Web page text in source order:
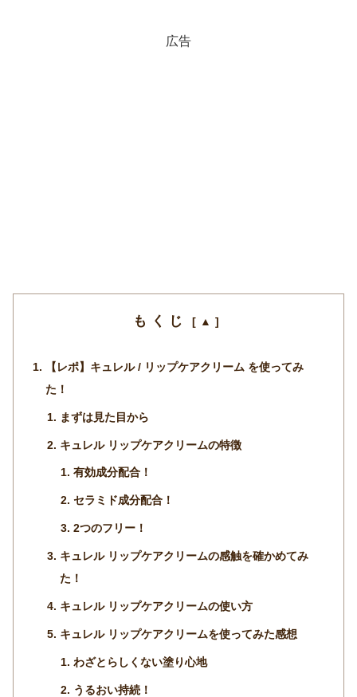
広告
もくじ
【レポ】キュレル / リップケアクリーム を使ってみ
た！
まずは見た目から
キュレル リップケアクリームの特徴
有効成分配合！
セラミド成分配合！
2つのフリー！
キュレル リップケアクリームの感触を確かめてみ
た！
キュレル リップケアクリームの使い方
キュレル リップケアクリームを使ってみた感想
わざとらしくない塗り心地
うるおい持続！